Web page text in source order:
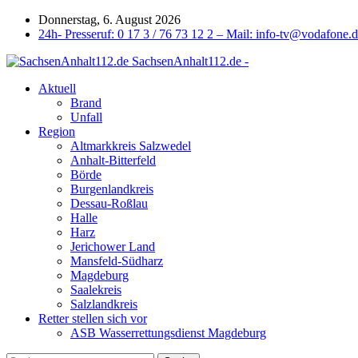
Donnerstag, 6. August 2026
24h- Presseruf: 0 17 3 / 76 73 12 2 – Mail: info-
SachsenAnhalt112.de -
Aktuell
Brand
Unfall
Region
Altmarkkreis Salzwedel
Anhalt-Bitterfeld
Börde
Burgenlandkreis
Dessau-Roßlau
Halle
Harz
Jerichower Land
Mansfeld-Südharz
Magdeburg
Saalekreis
Salzlandkreis
Retter stellen sich vor
ASB Wasserrettungsdienst Magdeburg